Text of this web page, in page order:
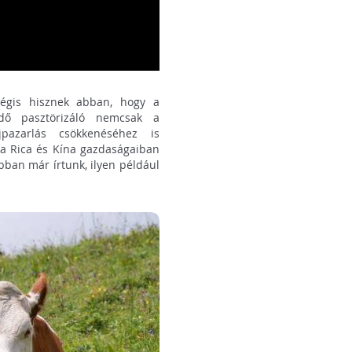
hisznek abban, hogy a
pasztörizáló nemcsak a
csökkenéséhez is
Rica és Kína gazdaságaiban
már írtunk, ilyen például